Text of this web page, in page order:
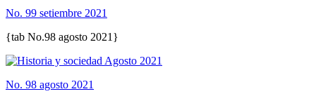
No. 99 setiembre 2021
{tab No.98 agosto 2021}
No. 98 agosto 2021